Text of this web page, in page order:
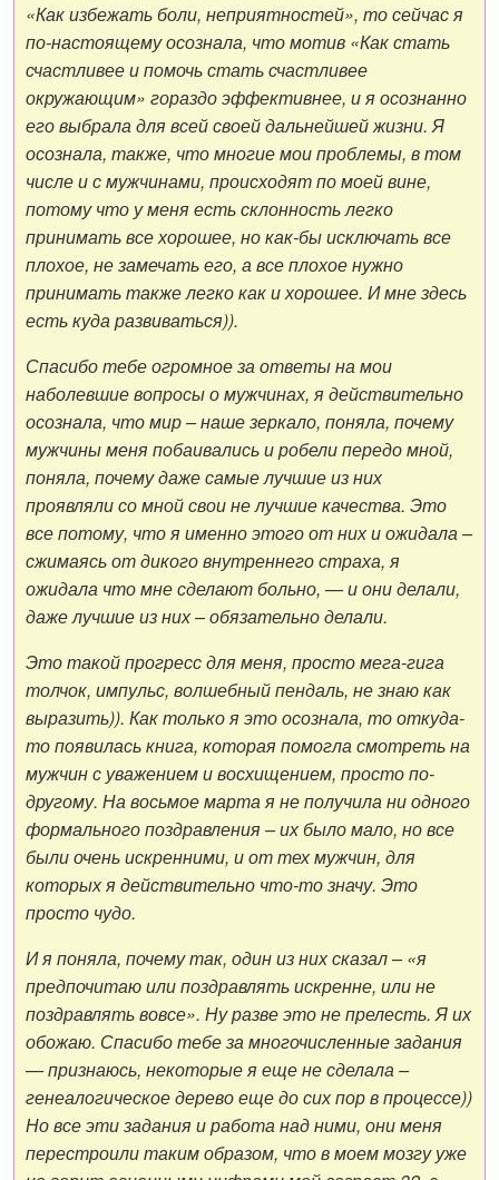
«Как избежать боли, неприятностей», то сейчас я
по-настоящему осознала, что мотив «Как стать
счастливее и помочь стать счастливее
окружающим» гораздо эффективнее, и я осознанно
его выбрала для всей своей дальнейшей жизни. Я
осознала, также, что многие мои проблемы, в том
числе и с мужчинами, происходят по моей вине,
потому что у меня есть склонность легко
принимать все хорошее, но как-бы исключать все
плохое, не замечать его, а все плохое нужно
принимать также легко как и хорошее. И мне здесь
есть куда развиваться)).
Спасибо тебе огромное за ответы на мои
наболевшие вопросы о мужчинах, я действительно
осознала, что мир – наше зеркало, поняла, почему
мужчины меня побаивались и робели передо мной,
поняла, почему даже самые лучшие из них
проявляли со мной свои не лучшие качества. Это
все потому, что я именно этого от них и ожидала –
сжимаясь от дикого внутреннего страха, я
ожидала что мне сделают больно, — и они делали,
даже лучшие из них – обязательно делали.
Это такой прогресс для меня, просто мега-гига
толчок, импульс, волшебный пендаль, не знаю как
выразить)). Как только я это осознала, то откуда-
то появилась книга, которая помогла смотреть на
мужчин с уважением и восхищением, просто по-
другому. На восьмое марта я не получила ни одного
формального поздравления – их было мало, но все
были очень искренними, и от тех мужчин, для
которых я действительно что-то значу. Это
просто чудо.
И я поняла, почему так, один из них сказал – «я
предпочитаю или поздравлять искренне, или не
поздравлять вовсе». Ну разве это не прелесть. Я их
обожаю. Спасибо тебе за многочисленные задания
— признаюсь, некоторые я еще не сделала –
генеалогическое дерево еще до сих пор в процессе))
Но все эти задания и работа над ними, они меня
перестроили таким образом, что в моем мозгу уже